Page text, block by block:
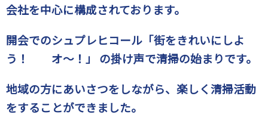
会社を中心に構成されております。
開会でのシュプレヒコール「街をきれいにしよ
う！ オ～！」 の掛け声で清掃の始まりです。
地域の方にあいさつをしながら、楽しく清掃活動
をすることができました。